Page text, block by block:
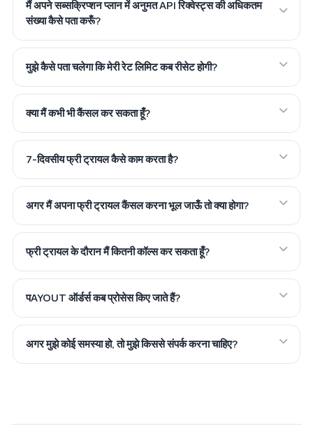
मैं अपने सब्सक्रिप्शन प्लान में अनुमत API रिक्वेस्ट्स की अधिकतम
संख्या कैसे पता करूँ?
मुझे कैसे पता चलेगा कि मेरी रेट लिमिट कब रीसेट होगी?
क्या मैं कभी भी कैंसल कर सकता हूँ?
7-दिवसीय फ्री ट्रायल कैसे काम करता है?
अगर मैं अपना फ्री ट्रायल कैंसल करना भूल जाऊँ तो क्या होगा?
फ्री ट्रायल के दौरान मैं कितनी कॉल्स कर सकता हूँ?
पAYOUT ऑर्डर्स कब प्रोसेस किए जाते हैं?
अगर मुझे कोई समस्या हो, तो मुझे किससे संपर्क करना चाहिए?